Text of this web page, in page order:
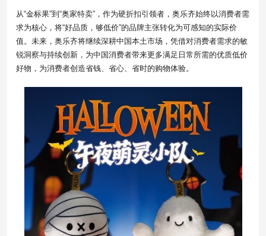
从“金标果”到“奥家特卖”，作为硬折扣引领者，奥乐齐始终以消费者需
求为核心，将“好品质，够低价”的品牌主张转化为可感知的实际价
值。未来，奥乐齐将继续深耕中国本土市场，凭借对消费者需求的敏
锐洞察与持续创新，为中国消费者带来更多满足日常所需的优质低价
好物，为消费者创造省钱、省心、省时的购物体验。